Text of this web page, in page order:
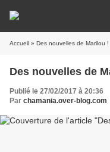
Accueil » Des nouvelles de Marilou !
Des nouvelles de
Publié le 27/02/2017 à 20:36
Par chamania.over-blog.com